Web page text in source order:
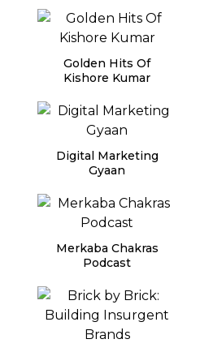
Golden Hits Of
Kishore Kumar
Digital Marketing
Gyaan
Merkaba Chakras
Podcast